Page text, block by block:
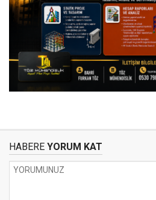
HABERE YORUM KAT